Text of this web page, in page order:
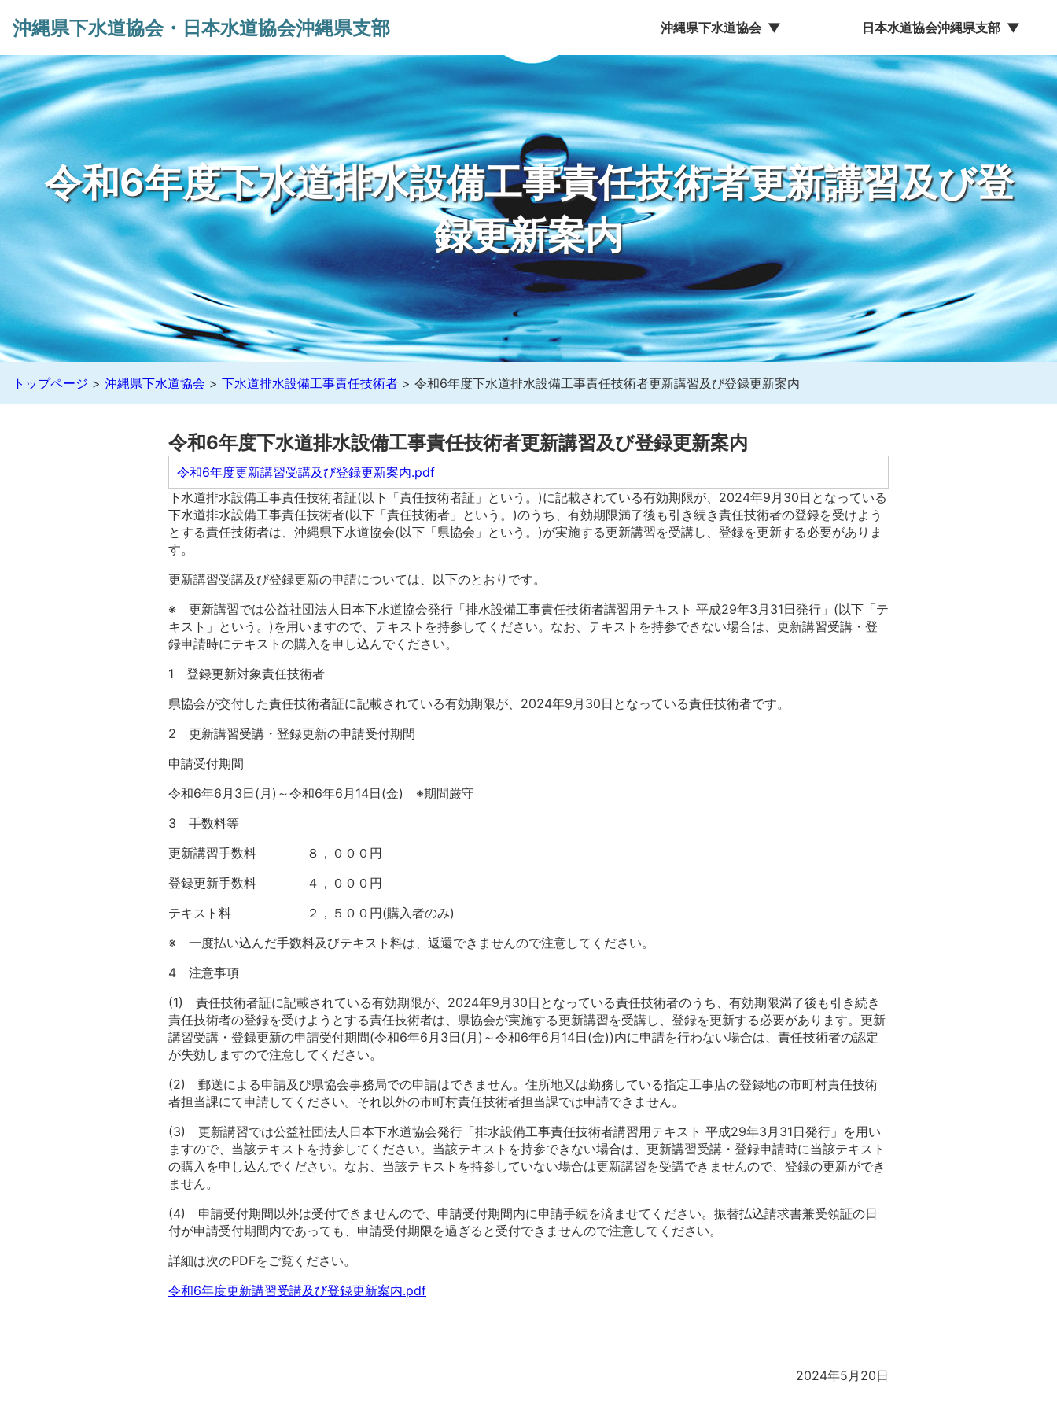
沖縄県下水道協会・ 日本水道協会沖縄県支部 沖縄県下水道協会 ▼ 日本水道協会沖縄県支部 ▼
令和6年度下水道排水設備工事責任技術者更新講習及び登
録更新案内
トップページ > 沖縄県下水道協会 > 下水道排水設備工事責任技術者 > 令和6年度下水道排水設備工事責任技術者更新講習及び登録更新案内
令和6年度下水道排水設備工事責任技術者更新講習及び登録更新案内
令和6年度更新講習受講及び登録更新案内.pdf
下水道排水設備工事責任技術者証(以下「責任技術者証」という。)に記載されている有効期限が、2024年9月30日となっている
下水道排水設備工事責任技術者(以下「責任技術者」という。)のうち、有効期限満了後も引き続き責任技術者の登録を受けよう
とする責任技術者は、沖縄県下水道協会(以下「県協会」という。)が実施する更新講習を受講し、登録を更新する必要がありま
す。
更新講習受講及び登録更新の申請については、以下のとおりです。
※ 更新講習では公益社団法人日本下水道協会発行「排水設備工事責任技術者講習用テキスト 平成29年3月31日発行」(以下「テ
キスト」という。)を用いますので、テキストを持参してください。なお、テキストを持参できない場合は、更新講習受講・登
録申請時にテキストの購入を申し込んでください。
1 登録更新対象責任技術者
県協会が交付した責任技術者証に記載されている有効期限が、2024年9月30日となっている責任技術者です。
2 更新講習受講・登録更新の申請受付期間
申請受付期間
令和6年6月3日(月)～令和6年6月14日(金) ※期間厳守
3 手数料等
更新講習手数料 ８，０００円
登録更新手数料 ４，０００円
テキスト料 ２，５００円(購入者のみ)
※ 一度払い込んだ手数料及びテキスト料は、返還できませんので注意してください。
4 注意事項
(1) 責任技術者証に記載されている有効期限が、2024年9月30日となっている責任技術者のうち、有効期限満了後も引き続き
責任技術者の登録を受けようとする責任技術者は、県協会が実施する更新講習を受講し、登録を更新する必要があります。更新
講習受講・登録更新の申請受付期間(令和6年6月3日(月)～令和6年6月14日(金))内に申請を行わない場合は、責任技術者の認定
が失効しますので注意してください。
(2) 郵送による申請及び県協会事務局での申請はできません。住所地又は勤務している指定工事店の登録地の市町村責任技術
者担当課にて申請してください。それ以外の市町村責任技術者担当課では申請できません。
(3) 更新講習では公益社団法人日本下水道協会発行「排水設備工事責任技術者講習用テキスト 平成29年3月31日発行」を用い
ますので、当該テキストを持参してください。当該テキストを持参できない場合は、更新講習受講・登録申請時に当該テキスト
の購入を申し込んでください。なお、当該テキストを持参していない場合は更新講習を受講できませんので、登録の更新ができ
ません。
(4) 申請受付期間以外は受付できませんので、申請受付期間内に申請手続を済ませてください。振替払込請求書兼受領証の日
付が申請受付期間内であっても、申請受付期限を過ぎると受付できませんので注意してください。
詳細は次のPDFをご覧ください。
令和6年度更新講習受講及び登録更新案内.pdf
2024年5月20日